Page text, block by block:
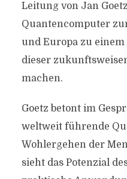
Leitung von Jan
Quantencomputer
und Europa zu
dieser
machen.
Goetz betont im
weltweit führende
Wohlergehen der
sieht das Potenzial